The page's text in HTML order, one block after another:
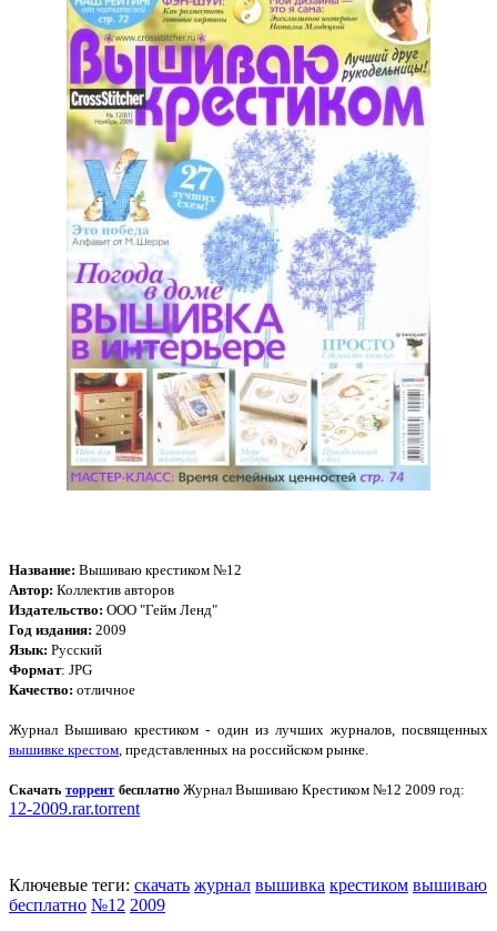
Название: Вышиваю крестиком №12
Автор: Коллектив авторов
Издательство: ООО "Гейм Ленд"
Год издания: 2009
Язык: Русский
Формат: JPG
Качество: отличное
Журнал Вышиваю крестиком - один из лучших журналов, посвященных
вышивке крестом , представленных на российском рынке.
Скачатьторрент бесплатно Журнал Вышиваю Крестиком №12 2009 год:
12-2009.rar.torrent
Ключевые теги: скачать журнал вышивка крестиком вышиваю
бесплатно №12 2009